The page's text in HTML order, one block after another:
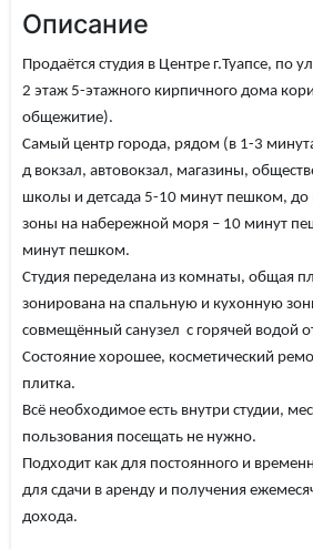
Описание
Продаётся студия в Центре г.Туапсе, по
2 этаж 5-этажного кирпичного дома
общежитие).
Самый центр города, рядом (в 1-3
д вокзал, автовокзал, магазины,
школы и детсада 5-10 минут пешком, до
зоны на набережной моря – 10 минут
минут пешком.
Студия переделана из комнаты, общая
зонирована на спальную и кухонную
совмещённый санузел с горячей водой
Состояние хорошее, косметический
плитка.
Всё необходимое есть внутри студии,
пользования посещать не нужно.
Подходит как для постоянного и
для сдачи в аренду и получения
дохода.